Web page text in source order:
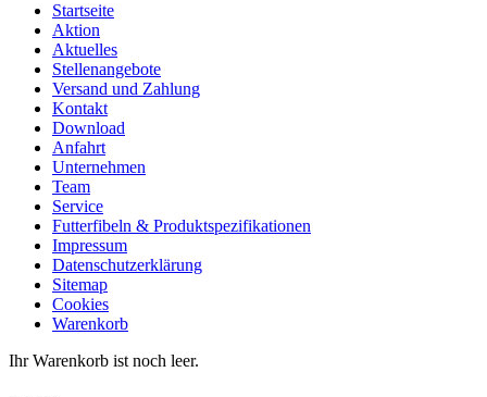
Startseite
Aktion
Aktuelles
Stellenangebote
Versand und Zahlung
Kontakt
Download
Anfahrt
Unternehmen
Team
Service
Futterfibeln & Produktspezifikationen
Impressum
Datenschutzerklärung
Sitemap
Cookies
Warenkorb
Ihr Warenkorb ist noch leer.